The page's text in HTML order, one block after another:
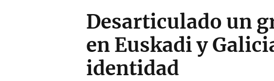
Desarticulado un
en Euskadi y
identidad